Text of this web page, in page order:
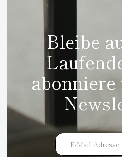
Bleibe
abonniere